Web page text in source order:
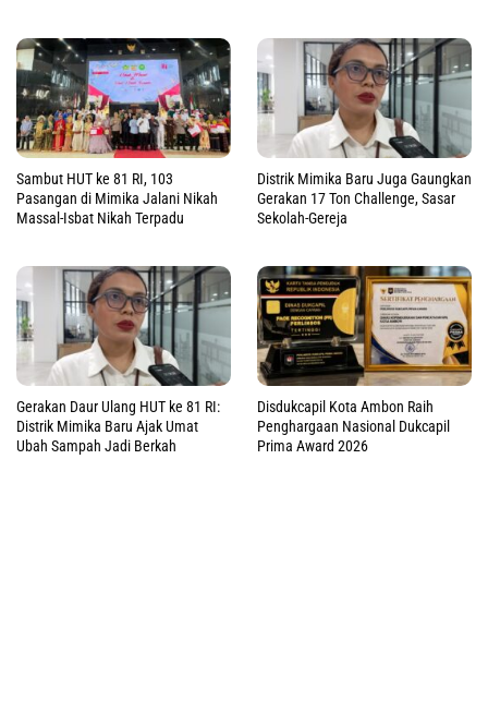
Sambut HUT ke 81 RI, 103
Pasangan di Mimika Jalani Nikah
Massal-Isbat Nikah Terpadu
Distrik Mimika Baru Juga Gaungkan
Gerakan 17 Ton Challenge, Sasar
Sekolah-Gereja
Gerakan Daur Ulang HUT ke 81 RI:
Distrik Mimika Baru Ajak Umat
Ubah Sampah Jadi Berkah
Disdukcapil Kota Ambon Raih
Penghargaan Nasional Dukcapil
Prima Award 2026